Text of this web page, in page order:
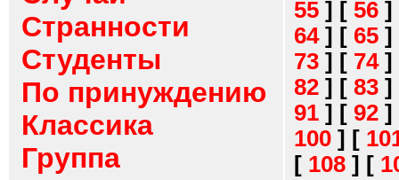
Странности
Студенты
По принуждению
Классика
Группа
55 ] [ 56 ]
64] [ 65 ]
73 ] [ 74]
82 ] [ 83 ]
91 ] [ 92 ]
100 ] [
[ 108 ] [